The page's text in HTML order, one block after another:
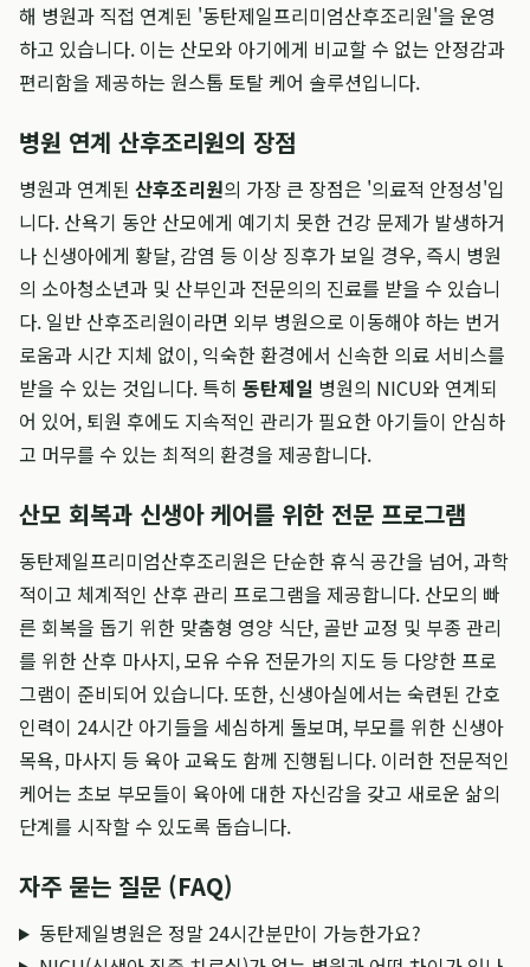
해 병원과 직접 연계된 '동탄제일프리미엄산후조리원'을 운영
하고 있습니다. 이는 산모와 아기에게 비교할 수 없는 안정감과
편리함을 제공하는 원스톱 토탈 케어 솔루션입니다.
병원 연계 산후조리원의 장점
병원과 연계된 산후조리원의 가장 큰 장점은 '의료적 안정성'입
니다. 산욕기 동안 산모에게 예기치 못한 건강 문제가 발생하거
나 신생아에게 황달, 감염 등 이상 징후가 보일 경우, 즉시 병원
의 소아청소년과 및 산부인과 전문의의 진료를 받을 수 있습니
다. 일반 산후조리원이라면 외부 병원으로 이동해야 하는 번거
로움과 시간 지체 없이, 익숙한 환경에서 신속한 의료 서비스를
받을 수 있는 것입니다. 특히 동탄제일 병원의 NICU와 연계되
어 있어, 퇴원 후에도 지속적인 관리가 필요한 아기들이 안심하
고 머무를 수 있는 최적의 환경을 제공합니다.
산모 회복과 신생아 케어를 위한 전문 프로그램
동탄제일프리미엄산후조리원은 단순한 휴식 공간을 넘어, 과학
적이고 체계적인 산후 관리 프로그램을 제공합니다. 산모의 빠
른 회복을 돕기 위한 맞춤형 영양 식단, 골반 교정 및 부종 관리
를 위한 산후 마사지, 모유 수유 전문가의 지도 등 다양한 프로
그램이 준비되어 있습니다. 또한, 신생아실에서는 숙련된 간호
인력이 24시간 아기들을 세심하게 돌보며, 부모를 위한 신생아
목욕, 마사지 등 육아 교육도 함께 진행됩니다. 이러한 전문적인
케어는 초보 부모들이 육아에 대한 자신감을 갖고 새로운 삶의
단계를 시작할 수 있도록 돕습니다.
자주 묻는 질문 (FAQ)
동탄제일병원은 정말 24시간분만이 가능한가요?